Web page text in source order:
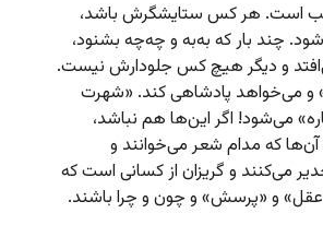
است. هر کس ستایشگرش باشد،
چند بار که به‌به و چه‌چه بشنود،
و دیگر هیچ کس جلودارش نیست.
می‌خواهد پادشاهی کند. «شهرت
می‌شود! اگر این‌ها هم نباشد،
که مدام شعر می‌خوانند و
می‌کنند و گریزان از کسانی است که
و «پرسش» و چون و چرا باشند.